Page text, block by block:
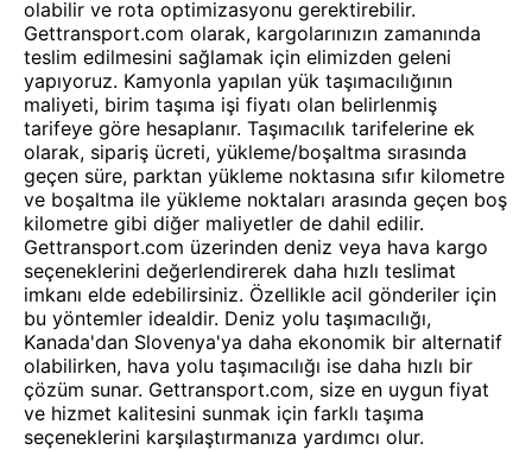
olabilir ve rota optimizasyonu gerektirebilir.
Gettransport.com olarak, kargolarınızın zamanında
teslim edilmesini sağlamak için elimizden geleni
yapıyoruz. Kamyonla yapılan yük taşımacılığının
maliyeti, birim taşıma işi fiyatı olan belirlenmiş
tarifeye göre hesaplanır. Taşımacılık tarifelerine ek
olarak, sipariş ücreti, yükleme/boşaltma sırasında
geçen süre, parktan yükleme noktasına sıfır kilometre
ve boşaltma ile yükleme noktaları arasında geçen boş
kilometre gibi diğer maliyetler de dahil edilir.
Gettransport.com üzerinden deniz veya hava kargo
seçeneklerini değerlendirerek daha hızlı teslimat
imkanı elde edebilirsiniz. Özellikle acil gönderiler için
bu yöntemler idealdir. Deniz yolu taşımacılığı,
Kanada'dan Slovenya'ya daha ekonomik bir alternatif
olabilirken, hava yolu taşımacılığı ise daha hızlı bir
çözüm sunar. Gettransport.com, size en uygun fiyat
ve hizmet kalitesini sunmak için farklı taşıma
seçeneklerini karşılaştırmanıza yardımcı olur.